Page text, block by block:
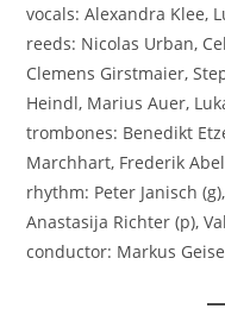
vocals: Alexandra Klee,
reeds: Nicolas Urban,
Clemens Girstmaier,
Heindl, Marius Auer,
trombones: Benedikt
Marchhart, Frederik Abel
rhythm: Peter Janisch
Anastasija Richter (p),
conductor: Markus